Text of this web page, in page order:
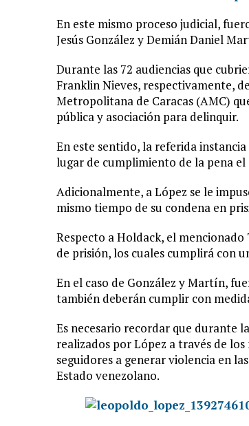
En este mismo proceso judicial,
Jesús González y Demián Daniel
Durante las 72 audiencias que
Franklin Nieves, respectivamente,
Metropolitana de Caracas (AMC)
pública y asociación para delinquir.
En este sentido, la referida
lugar de cumplimiento de la pena
Adicionalmente, a López se le
mismo tiempo de su condena en
Respecto a Holdack, el mencionado
de prisión, los cuales cumplirá con
En el caso de González y Martín,
también deberán cumplir con
Es necesario recordar que durante
realizados por López a través de
seguidores a generar violencia en
Estado venezolano.